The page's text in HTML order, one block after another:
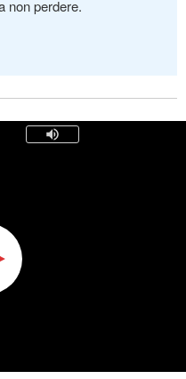
non perdere.